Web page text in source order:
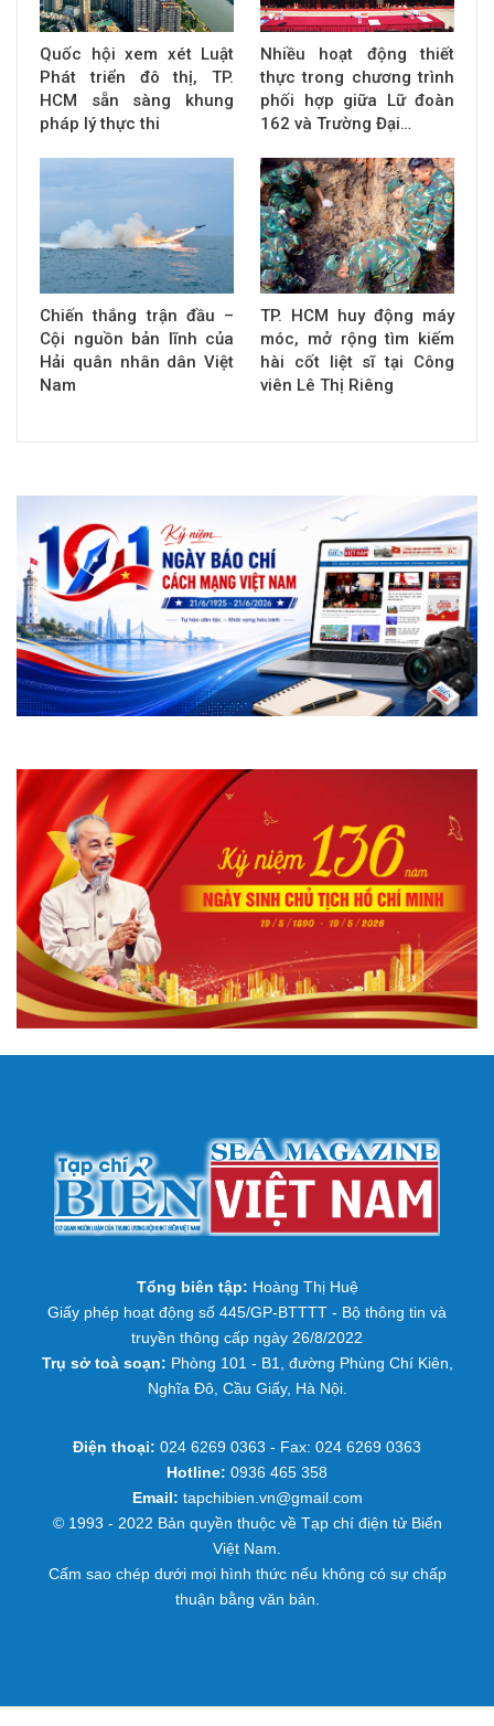
Quốc hội xem xét Luật
Phát triển đô thị, TP.
HCM sẵn sàng khung
pháp lý thực thi
Nhiều hoạt động thiết
thực trong chương trình
phối hợp giữa Lữ đoàn
162 và Trường Đại…
Chiến thắng trận đầu –
Cội nguồn bản lĩnh của
Hải quân nhân dân Việt
Nam
TP. HCM huy động máy
móc, mở rộng tìm kiếm
hài cốt liệt sĩ tại Công
viên Lê Thị Riêng
Tổng biên tập: Hoàng Thị Huệ
Giấy phép hoạt động số 445/GP-BTTTT - Bộ thông tin và
truyền thông cấp ngày 26/8/2022
Trụ sở toà soạn: Phòng 101 - B1, đường Phùng Chí Kiên,
Nghĩa Đô, Cầu Giấy, Hà Nội.
Điện thoại: 024 6269 0363 - Fax: 024 6269 0363
Hotline: 0936 465 358
Email: tapchibien.vn@gmail.com
© 1993 - 2022 Bản quyền thuộc về Tạp chí điện tử Biển
Việt Nam.
Cấm sao chép dưới mọi hình thức nếu không có sự chấp
thuận bằng văn bản.